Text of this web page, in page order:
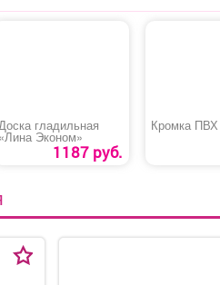
гладильная
Эконом»
1187 руб.
Кромка ПВХ